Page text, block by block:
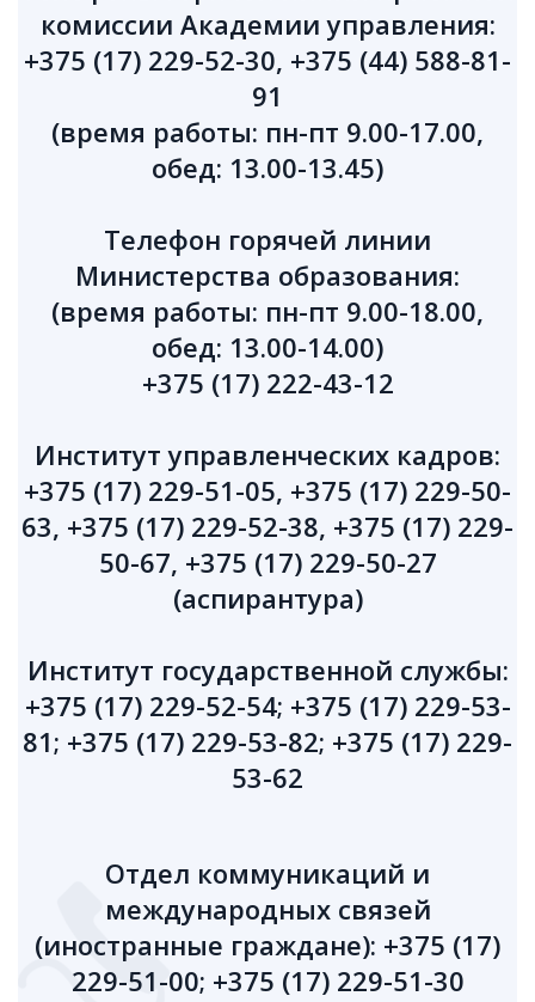
комиссии Академии управления:
+375 (17) 229-52-30, +375 (44) 588-81-
91
(время работы: пн-пт 9.00-17.00,
обед: 13.00-13.45)
Телефон горячей линии
Министерства образования:
(время работы: пн-пт 9.00-18.00,
обед: 13.00-14.00)
+375 (17) 222-43-12
Институт управленческих кадров:
+375 (17) 229-51-05, +375 (17) 229-50-
63, +375 (17) 229-52-38, +375 (17) 229-
50-67, +375 (17) 229-50-27
(аспирантура)
Институт государственной службы:
+375 (17) 229-52-54; +375 (17) 229-53-
81; +375 (17) 229-53-82; +375 (17) 229-
53-62
Отдел коммуникаций и
международных связей
(иностранные граждане): +375 (17)
229-51-00; +375 (17) 229-51-30